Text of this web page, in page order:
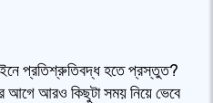
প্রতিশ্রুতিবদ্ধ হতে প্রস্তুত?
আগে আরও কিছুটা সময় নিয়ে ভেবে